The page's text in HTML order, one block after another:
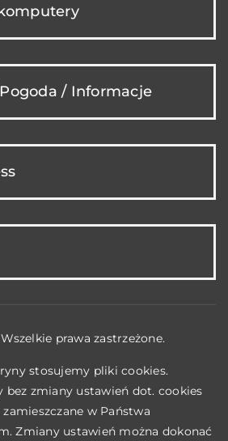
/ Informacje
prawa zastrzeżone.
stosujemy pliki cookies.
bez zmiany ustawień dot. cookies
w Państwa
Zmiany ustawień można dokonać